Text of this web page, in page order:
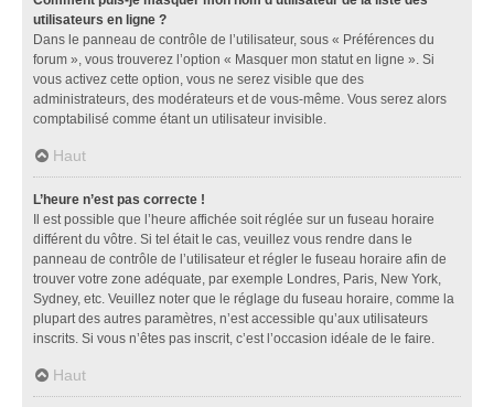
utilisateurs en ligne ?
Dans le panneau de contrôle de l’utilisateur, sous « Préférences du
forum », vous trouverez l’option « Masquer mon statut en ligne ». Si
vous activez cette option, vous ne serez visible que des
administrateurs, des modérateurs et de vous-même. Vous serez alors
comptabilisé comme étant un utilisateur invisible.
Haut
L’heure n’est pas correcte !
Il est possible que l’heure affichée soit réglée sur un fuseau horaire
différent du vôtre. Si tel était le cas, veuillez vous rendre dans le
panneau de contrôle de l’utilisateur et régler le fuseau horaire afin de
trouver votre zone adéquate, par exemple Londres, Paris, New York,
Sydney, etc. Veuillez noter que le réglage du fuseau horaire, comme la
plupart des autres paramètres, n’est accessible qu’aux utilisateurs
inscrits. Si vous n’êtes pas inscrit, c’est l’occasion idéale de le faire.
Haut